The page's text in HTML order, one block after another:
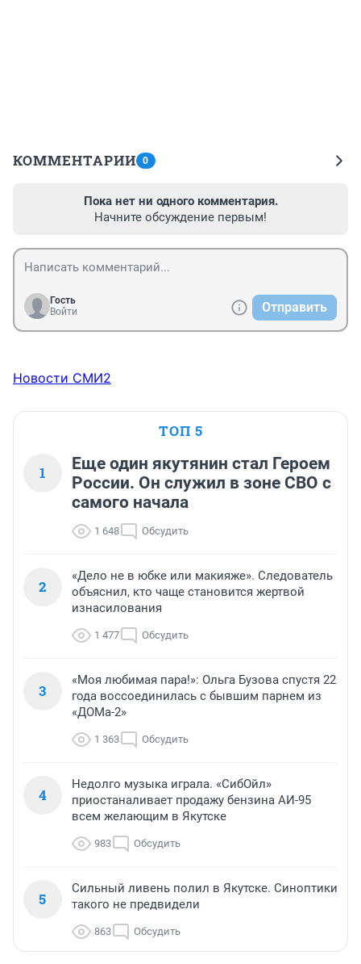
КОММЕНТАРИИ 0
Пока нет ни одного комментария.
Начните обсуждение первым!
Гость
Войти
Отправить
Новости СМИ2
ТОП 5
1
Еще один якутянин стал Героем
России. Он служил в зоне СВО с
самого начала
1 648 Обсудить
2
«Дело не в юбке или макияже». Следователь
объяснил, кто чаще становится жертвой
изнасилования
1 477 Обсудить
3
«Моя любимая пара!»: Ольга Бузова спустя 22
года воссоединилась с бывшим парнем из
«ДОМа-2»
1 363 Обсудить
4
Недолго музыка играла. «СибОйл»
приостаналивает продажу бензина АИ-95
всем желающим в Якутске
983 Обсудить
5
Сильный ливень полил в Якутске. Синоптики
такого не предвидели
863 Обсудить